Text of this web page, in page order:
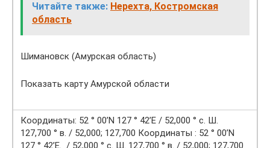
Читайте также: Нерехта, Костромская
область
Шимановск (Амурская область)
Показать карту Амурской области
Координаты: 52 ° 00’N 127 ° 42’E / 52,000 ° с. Ш.
127,700 ° в. / 52,000; 127,700 Координаты : 52 ° 00’N
127 ° 42’E. / 52,000 ° с. Ш. 127,700 ° в. / 52,000; 127,700